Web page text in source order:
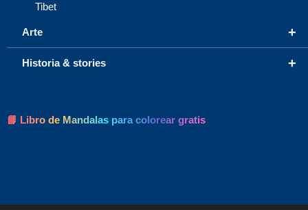
Tibet
+
Arte
+
Historia & stories
📘 Libro de Mandalas para colorear gratis